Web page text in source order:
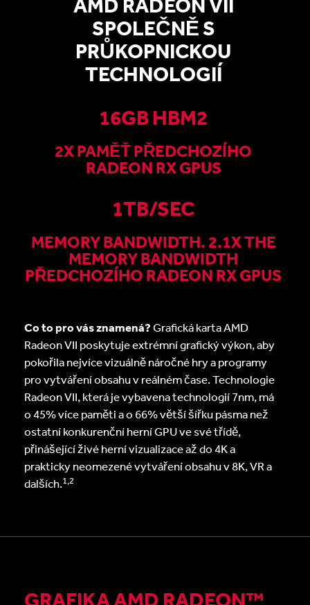
AMD RADEON VII
SPOLEČNĚ S
PRŮKOPNICKOU
TECHNOLOGIÍ
16GB HBM2
2X PAMĚŤ PŘEDCHOZÍHO
RADEON RX GPUS
1TB/SEC
MEMORY BANDWIDTH. 2.1X THE
MEMORY BANDWIDTH
PŘEDCHOZÍHO RADEON RX GPUS
Co to pro vás znamená?Grafická karta AMD
Radeon VII poskytuje extrémní grafický výkon, aby
pokořila nejvíce vizuálně náročné hry a programy
pro vytváření obsahu v reálném čase. Technologie
Radeon VII, která je vybavena technologií 7nm, má
o 45% více paměti a o 66% větší šířku pásma než
ostatní konkurenční herní GPU ve své třídě,
přinášející živé herní vizualizace až do 4K a
prakticky neomezené vytváření obsahu v 8K, VR a
dalších.1,2
GRAFIKA AMD RADEON™